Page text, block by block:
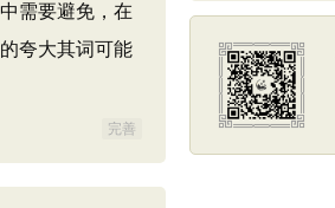
需要避免，在
夸大其词可能
完善